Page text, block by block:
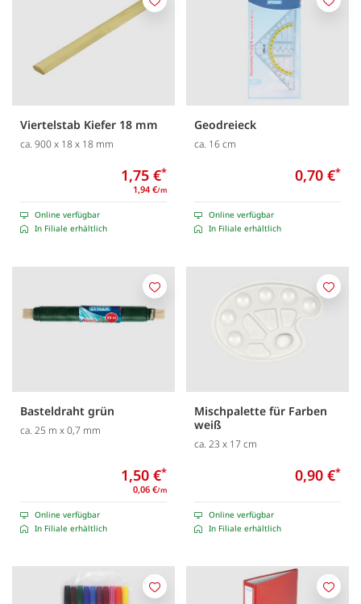
Viertelstab Kiefer 18 mm
ca. 900 x 18 x 18 mm
1,75 €*
1,94 €/m
Online verfügbar
In Filiale erhältlich
Merken
Geodreieck
ca. 16 cm
0,70 €*
Online verfügbar
In Filiale erhältlich
Basteldraht grün
ca. 25 m x 0,7 mm
1,50 €*
0,06 €/m
Online verfügbar
In Filiale erhältlich
Merken
Mischpalette für Farben
weiß
ca. 23 x 17 cm
0,90 €*
Online verfügbar
In Filiale erhältlich
Merken